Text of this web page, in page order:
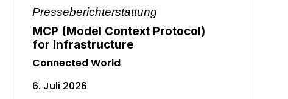
Presseberichterstattung
MCP (Model Context Protocol)
for Infrastructure
Connected World
6. Juli 2026